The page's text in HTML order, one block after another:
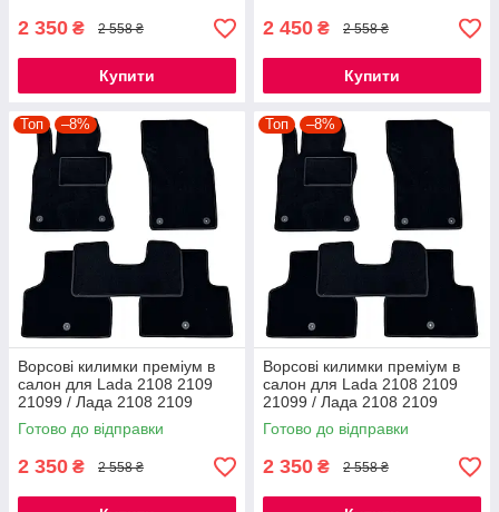
2 350 ₴ 2 558 ₴
Купити
2 450 ₴ 2 558 ₴
Купити
Топ –8%
Ворсові килимки преміум в
салон для Lada 2108 2109
21099 / Лада 2108 2109
21099 килимки
Готово до відправки
2 350 ₴ 2 558 ₴
Топ –8%
Ворсові килимки преміум в
салон для Lada 2108 2109
21099 / Лада 2108 2109
21099 килимки
Готово до відправки
2 350 ₴ 2 558 ₴